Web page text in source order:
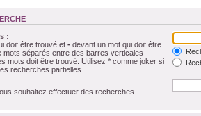
:
doit être trouvé et - devant un mot qui doit être
mots séparés entre des barres verticales
mots doit être trouvé. Utilisez * comme joker si
recherches partielles.
souhaitez effectuer des recherches